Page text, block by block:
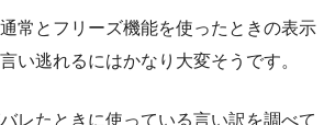
常とフリーズ機能を使ったときの表示
い逃れるにはかなり大変そうです。
レたときに使っている言い訳を調べて